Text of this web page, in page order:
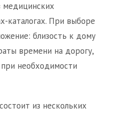
медицинских
каталогах. При выборе
близость к дому
времени на дорогу,
необходимости
из нескольких